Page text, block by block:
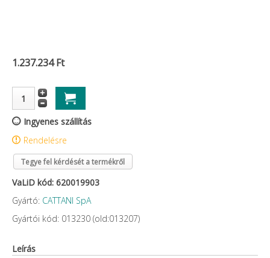
1.237.234 Ft
Ingyenes szállítás
Rendelésre
Tegye fel kérdését a termékről
VaLiD kód: 620019903
Gyártó: CATTANI SpA
Gyártói kód: 013230 (old:013207)
Leírás